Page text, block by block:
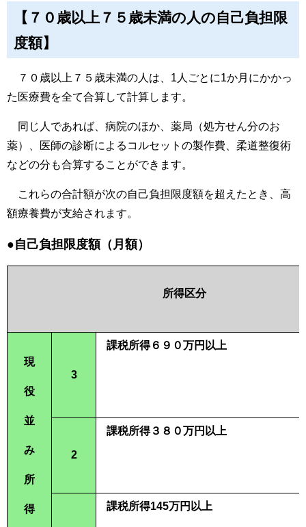
【７０歳以上７５歳未満の人の自己負担限
度額】
７０歳以上７５歳未満の人は、1人ごとに1か月にかかっ
た医療費を全て合算して計算します。
同じ人であれば、病院のほか、薬局（処方せん分のお
薬）、医師の診断によるコルセットの製作費、柔道整復術
などの分も合算することができます。
これらの合計額が次の自己負担限度額を超えたとき、高
額療養費が支給されます。
●自己負担限度額（月額）
所得区分
現
役
並
み
所
得
3
課税所得６９０万円以上
2
課税所得３８０万円以上
課税所得145万円以上